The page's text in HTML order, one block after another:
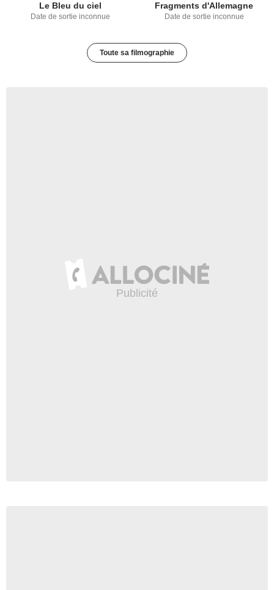
Le Bleu du ciel
Date de sortie inconnue
Fragments d'Allemagne
Date de sortie inconnue
Toute sa filmographie